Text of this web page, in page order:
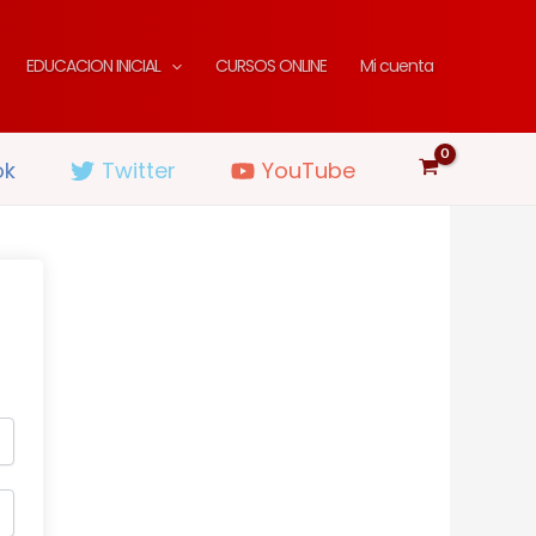
EDUCACION INICIAL CURSOS ONLINE Mi cuenta
Twitter YouTube